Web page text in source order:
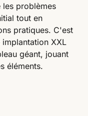
les problèmes
tout en
pratiques. C'est
implantation XXL
géant, jouant
éléments.